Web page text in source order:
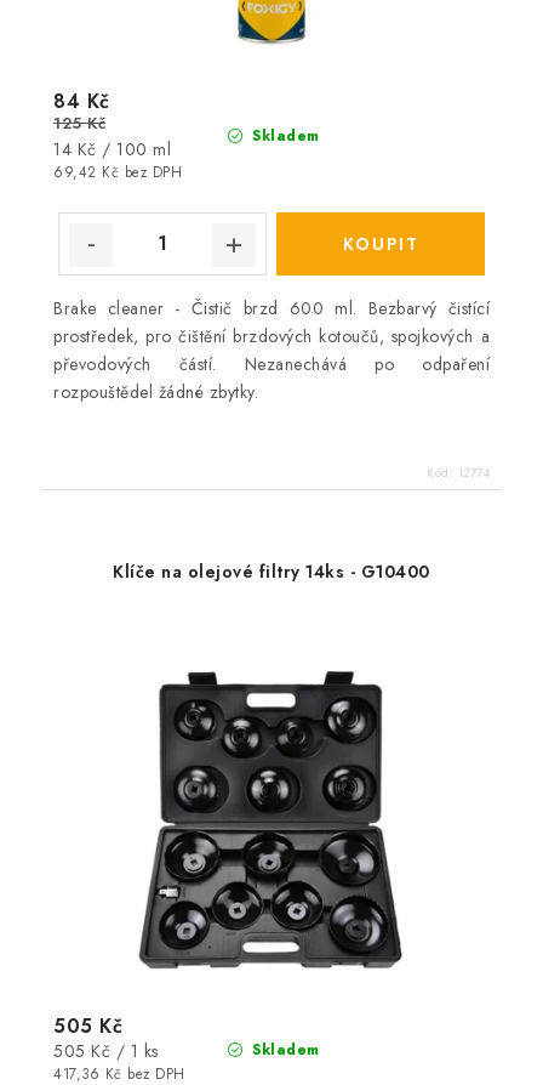
Skladem
69,42 Kč bez DPH
84 Kč
125 Kč
Měrná
cena:
14 Kč / 100 ml
Brake cleaner - Čistič brzd 600 ml. Bezbarvý čistící
prostředek, pro čištění brzdových kotoučů, spojkových a
převodových částí. Nezanechává po odpaření
rozpouštědel žádné zbytky.
Kód: 12774
Klíče na olejové filtry 14ks - G10400
Skladem
417,36 Kč bez DPH
505 Kč
Měrná
cena:
505 Kč / 1 ks